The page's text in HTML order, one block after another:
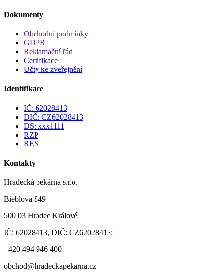
Dokumenty
Obchodní podmínky
GDPR
Reklamační řád
Certifikace
Účty ke zveřejnění
Identifikace
IČ: 62028413
DIČ: CZ62028413
DS: xxx1111
RZP
RES
Kontakty
Hradecká pekárna s.r.o.
Bieblova 849
500 03 Hradec Králové
IČ: 62028413, DIČ: CZ62028413:
+420 494 946 400
obchod@hradeckapekarna.cz